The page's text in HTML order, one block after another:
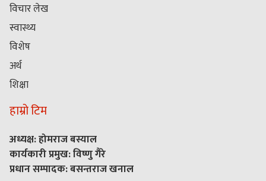
विचार लेख
स्वास्थ्य
विशेष
अर्थ
शिक्षा
हाम्रो टिम
अध्यक्ष: होमराज बस्याल
कार्यकारी प्रमुख: विष्णु गैरे
प्रधान सम्पादक: बसन्तराज खनाल